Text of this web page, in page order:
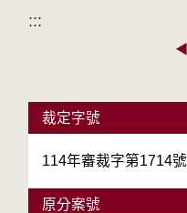
:::
◀
裁定字號
114年審裁字第1714號
原分案號